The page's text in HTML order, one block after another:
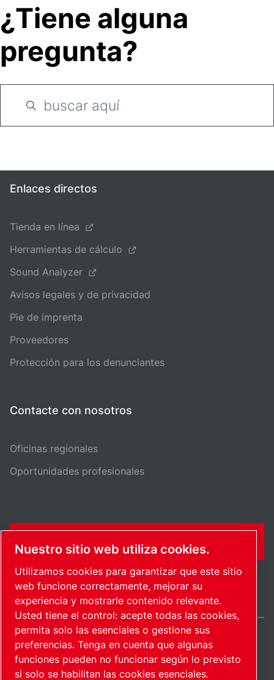
¿Tiene alguna
pregunta?
Enlaces directos
Tienda en línea
Herramientas de cálculo
Sound Analyzer
Avisos legales y de privacidad
Pie de imprenta
Proveedores
Protección para los denunciantes
Contacte con nosotros
Oficinas regionales
Oportunidades profesionales
FORMULARIO DE CONTACTO
Mapa del sitioAdministrar cookies © 2026 Copyright.
Spain / ES
Nuestro sitio web utiliza cookies.
Utilizamos cookies para garantizar que este sitio
web funcione correctamente, mejorar su
experiencia y mostrarle contenido relevante.
Usted tiene el control: acepte todas las cookies,
permita solo las esenciales o gestione sus
preferencias. Tenga en cuenta que algunas
funciones pueden no funcionar según lo previsto
si solo se habilitan las cookies esenciales.